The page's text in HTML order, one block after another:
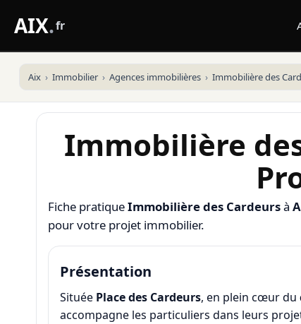
AIX.fr
Aix Immobilier Agences immobilières Immobilière des
Immobilière
Fiche pratiqueImmobilière des Cardeursà
pour votre projet immobilier.
Présentation
Située Place des Cardeurs, en plein cœur du
accompagne les particuliers dans leurs